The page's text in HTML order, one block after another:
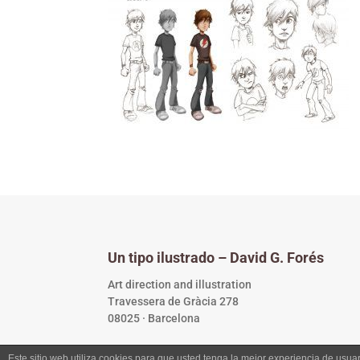
Un tipo ilustrado – David G. Forés
Art direction and illustration
Travessera de Gràcia 278
08025 · Barcelona